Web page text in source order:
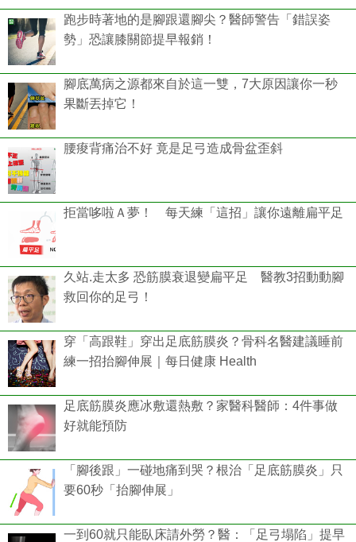
跑步時著地的是腳跟還腳尖？醫師警告「錯誤姿
勢」恐讓膝關節提早報銷！
腳底萬病之源都來自於這一雙，7大原因讓你一秒
果斷丟掉它！
腰痠背痛治不好 竟是足弓造成骨盆歪斜
拒當哆啦Ａ夢！ 每天練「這招」讓你遠離扁平足
久站.走太多 恐筋膜衰退變扁平足 醫教3招動動腳
救回你的足弓！
穿「高跟鞋」穿出足底筋膜炎？骨科名醫建議睡前
練一招抬腳伸展｜每日健康 Health
足底筋膜炎應冰敷還熱敷？家醫科醫師：4件事做
好就能預防
「腳後跟」一碰地痛到哭？根治「足底筋膜炎」只
要60秒「抬腳伸展」
一到60就只能臥床請外勞？醫：「足弓塌陷」提早